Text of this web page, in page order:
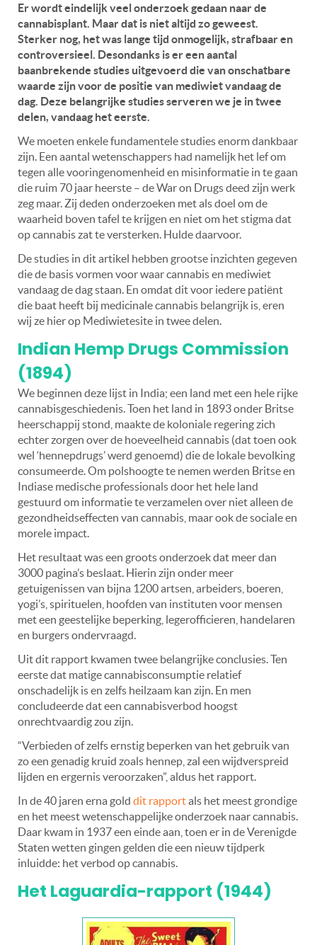
Er wordt eindelijk veel onderzoek gedaan naar de
cannabisplant. Maar dat is niet altijd zo geweest.
Sterker nog, het was lange tijd onmogelijk, strafbaar en
controversieel. Desondanks is er een aantal
baanbrekende studies uitgevoerd die van onschatbare
waarde zijn voor de positie van mediwiet vandaag de
dag. Deze belangrijke studies serveren we je in twee
delen, vandaag het eerste.
We moeten enkele fundamentele studies enorm dankbaar
zijn. Een aantal wetenschappers had namelijk het lef om
tegen alle vooringenomenheid en misinformatie in te gaan
die ruim 70 jaar heerste – de War on Drugs deed zijn werk
zeg maar. Zij deden onderzoeken met als doel om de
waarheid boven tafel te krijgen en niet om het stigma dat
op cannabis zat te versterken. Hulde daarvoor.
De studies in dit artikel hebben grootse inzichten gegeven
die de basis vormen voor waar cannabis en mediwiet
vandaag de dag staan. En omdat dit voor iedere patiënt
die baat heeft bij medicinale cannabis belangrijk is, eren
wij ze hier op Mediwietesite in twee delen.
Indian Hemp Drugs Commission
(1894)
We beginnen deze lijst in India; een land met een hele rijke
cannabisgeschiedenis. Toen het land in 1893 onder Britse
heerschappij stond, maakte de koloniale regering zich
echter zorgen over de hoeveelheid cannabis (dat toen ook
wel ‘hennepdrugs’ werd genoemd) die de lokale bevolking
consumeerde. Om polshoogte te nemen werden Britse en
Indiase medische professionals door het hele land
gestuurd om informatie te verzamelen over niet alleen de
gezondheidseffecten van cannabis, maar ook de sociale en
morele impact.
Het resultaat was een groots onderzoek dat meer dan
3000 pagina’s beslaat. Hierin zijn onder meer
getuigenissen van bijna 1200 artsen, arbeiders, boeren,
yogi’s, spirituelen, hoofden van instituten voor mensen
met een geestelijke beperking, legerofficieren, handelaren
en burgers ondervraagd.
Uit dit rapport kwamen twee belangrijke conclusies. Ten
eerste dat matige cannabisconsumptie relatief
onschadelijk is en zelfs heilzaam kan zijn. En men
concludeerde dat een cannabisverbod hoogst
onrechtvaardig zou zijn.
“Verbieden of zelfs ernstig beperken van het gebruik van
zo een genadig kruid zoals hennep, zal een wijdverspreid
lijden en ergernis veroorzaken”, aldus het rapport.
In de 40 jaren erna gold dit rapportals het meest grondige
en het meest wetenschappelijke onderzoek naar cannabis.
Daar kwam in 1937 een einde aan, toen er in de Verenigde
Staten wetten gingen gelden die een nieuw tijdperk
inluidde: het verbod op cannabis.
Het Laguardia-rapport (1944)